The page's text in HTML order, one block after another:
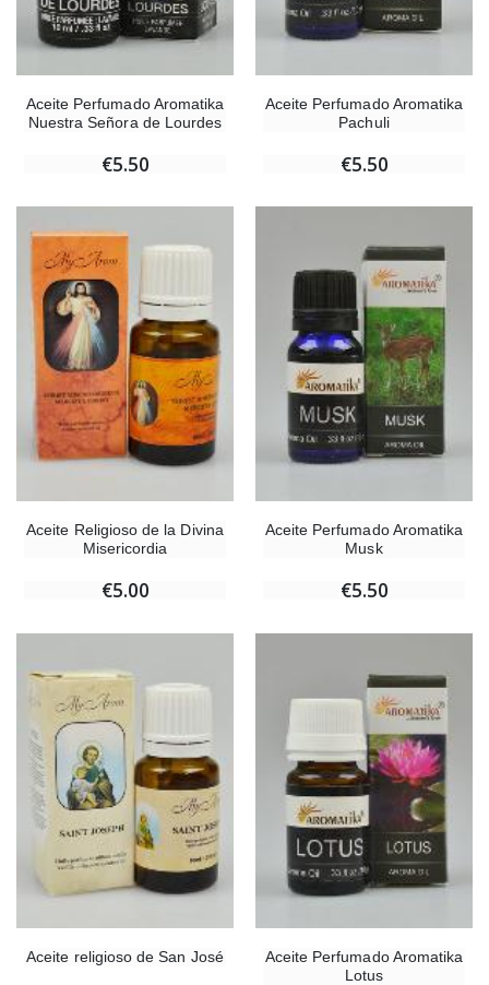
Aceite Perfumado Aromatika
Nuestra Señora de Lourdes
€5.50
Aceite Perfumado Aromatika
Pachuli
€5.50
Aceite Religioso de la Divina
Misericordia
€5.00
Aceite Perfumado Aromatika
Musk
€5.50
Aceite religioso de San José
Aceite Perfumado Aromatika
Lotus